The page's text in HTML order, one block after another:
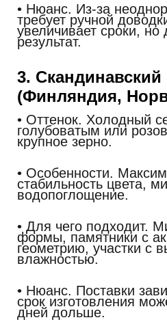
• Нюанс. Из-за
требует ручной
увеличивает сроки, но
результат.
3.
(Финляндия,
• Оттенок. Холодный
голубоватым или
крупное зерно.
• Особенности.
стабильность цвета,
водопоглощение.
• Для чего подходит.
формы, памятники с
геометрию, участки с
влажностью.
• Нюанс. Поставки
срок изготовления
дней дольше.